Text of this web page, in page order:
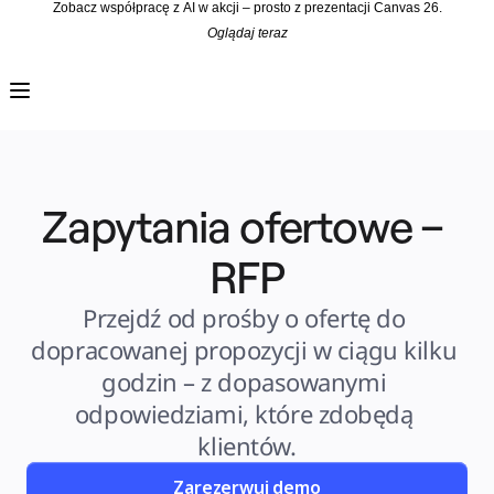
Zobacz współpracę z AI w akcji – prosto z prezentacji Canvas 26.
Oglądaj teraz
Łączniki
Serwer MCP
Odkryj AI Playbooks
Plany projektów
Enterprise Guard
Platforma dla deweloperów
Aplikacje do pobrania
Formaty
Tablica
Diagramy
Kanban
Osie czasu
Zapytania ofertowe –
RFP
Przejdź od prośby o ofertę do
dopracowanej propozycji w ciągu kilku
godzin – z dopasowanymi
odpowiedziami, które zdobędą
klientów.
Zarezerwuj demo